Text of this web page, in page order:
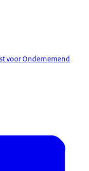
voor Ondernemend